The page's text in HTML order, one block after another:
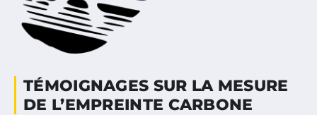
TÉMOIGNAGES SUR LA MESURE
DE L’EMPREINTE CARBONE